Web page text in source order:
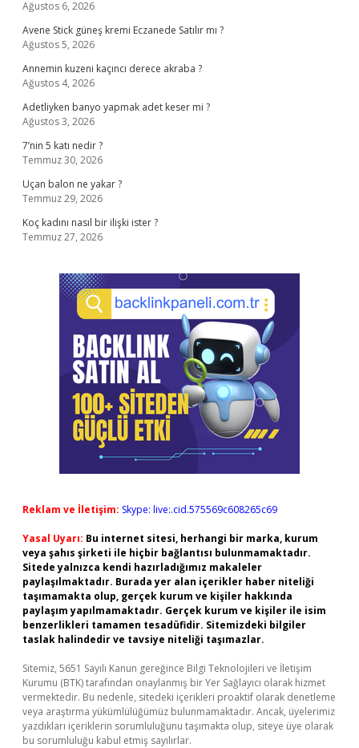
Ağustos 6, 2026
Avene Stick güneş kremi Eczanede Satılır mı ?
Ağustos 5, 2026
Annemin kuzeni kaçıncı derece akraba ?
Ağustos 4, 2026
Adetliyken banyo yapmak adet keser mi ?
Ağustos 3, 2026
7’nin 5 katı nedir ?
Temmuz 30, 2026
Uçan balon ne yakar ?
Temmuz 29, 2026
Koç kadını nasıl bir ilişki ister ?
Temmuz 27, 2026
Reklam ve İletişim: Skype: live:.cid.575569c608265c69
Yasal Uyarı: Bu internet sitesi, herhangi bir marka, kurum
veya şahıs şirketi ile hiçbir bağlantısı bulunmamaktadır.
Sitede yalnızca kendi hazırladığımız makaleler
paylaşılmaktadır. Burada yer alan içerikler haber niteliği
taşımamakta olup, gerçek kurum ve kişiler hakkında
paylaşım yapılmamaktadır. Gerçek kurum ve kişiler ile isim
benzerlikleri tamamen tesadüfidir. Sitemizdeki bilgiler
taslak halindedir ve tavsiye niteliği taşımazlar.
Sitemiz, 5651 Sayılı Kanun gereğince Bilgi Teknolojileri ve İletişim
Kurumu (BTK) tarafından onaylanmış bir Yer Sağlayıcı olarak hizmet
vermektedir. Bu nedenle, sitedeki içerikleri proaktif olarak denetleme
veya araştırma yükümlülüğümüz bulunmamaktadır. Ancak, üyelerimiz
yazdıkları içeriklerin sorumluluğunu taşımakta olup, siteye üye olarak
bu sorumluluğu kabul etmiş sayılırlar.